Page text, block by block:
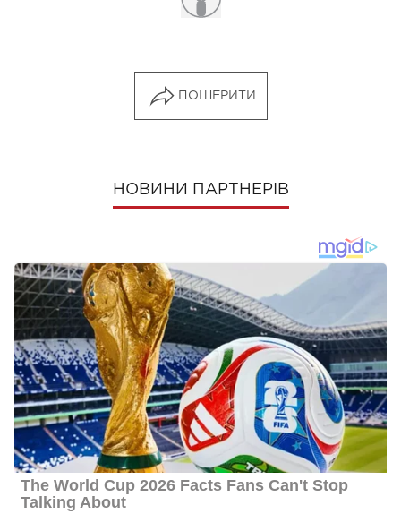
ПОШЕРИТИ
НОВИНИ ПАРТНЕРІВ